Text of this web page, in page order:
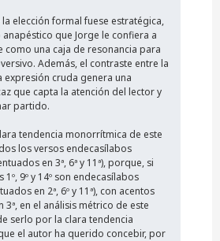
elección formal fuese estratégica,
que Jorge le confiera a
como una caja de resonancia para
Además, el contraste entre la
expresión cruda genera una
que capta la atención del lector y
partido.
tendencia monorrítmica de este
los versos endecasílabos
en 3ª, 6ª y 11ª), porque, si
9º y 14º son endecasílabos
en 2ª, 6º y 11ª), con acentos
3ª, en el análisis métrico de este
serlo por la clara tendencia
el autor ha querido concebir, por